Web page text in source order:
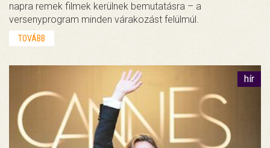
napra remek filmek kerülnek bemutatásra – a
versenyprogram minden várakozást felülmúl.
TOVÁBB
hír